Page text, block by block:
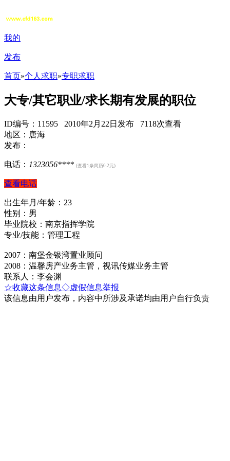
我的
发布
首页»个人求职»专职求职
大专/其它职业/求长期有发展的职位
ID编号：11595 2010年2月22日发布 7118次查看
地区：唐海
发布：
电话： 1323056**** (查看1条简历0.2元)
查看电话
出生年月/年龄：23
性别：男
毕业院校：南京指挥学院
专业/技能：管理工程
2007：南堡金银湾置业顾问
2008：温馨房产业务主管，视讯传媒业务主管
联系人：李会渊
☆收藏这条信息◇虚假信息举报
该信息由用户发布，内容中所涉及承诺均由用户自行负责